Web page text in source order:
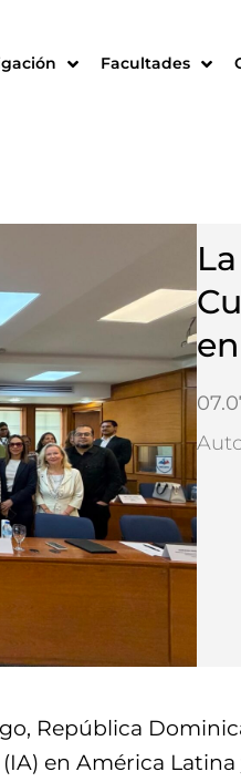
Facultades
República
en América